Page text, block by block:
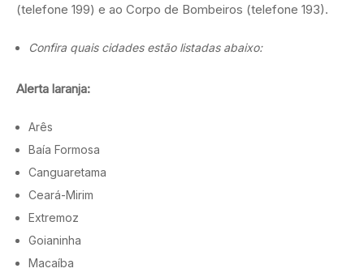
(telefone 199) e ao Corpo de Bombeiros (telefone 193).
Confira quais cidades estão listadas abaixo:
Alerta laranja:
Arês
Baía Formosa
Canguaretama
Ceará-Mirim
Extremoz
Goianinha
Macaíba